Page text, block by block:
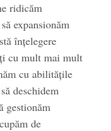
ridicăm
expansionăm
înțelegere
cu mult mai mult
cu abilitățile
deschidem
gestionăm
de